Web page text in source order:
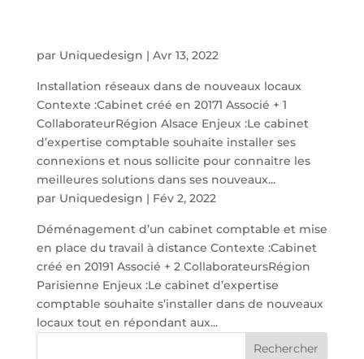
par Uniquedesign | Avr 13, 2022
Installation réseaux dans de nouveaux locaux
Contexte :Cabinet créé en 20171 Associé + 1
CollaborateurRégion Alsace Enjeux :Le cabinet
d’expertise comptable souhaite installer ses
connexions et nous sollicite pour connaitre les
meilleures solutions dans ses nouveaux...
par Uniquedesign | Fév 2, 2022
Déménagement d’un cabinet comptable et mise
en place du travail à distance Contexte :Cabinet
créé en 20191 Associé + 2 CollaborateursRégion
Parisienne Enjeux :Le cabinet d’expertise
comptable souhaite s’installer dans de nouveaux
locaux tout en répondant aux...
Rechercher